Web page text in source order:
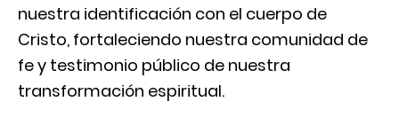
nuestra identificación con el cuerpo de
Cristo, fortaleciendo nuestra comunidad de
fe y testimonio público de nuestra
transformación espiritual.